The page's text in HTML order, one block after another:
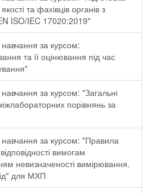
та фахівців органів з
ISO/IEC 17020:2019"
за курсом:
та її оцінювання під час
за курсом: "Загальні
порівнянь за
за курсом: "Правила
вимогам
невизначеності вимірювання.
для МХП